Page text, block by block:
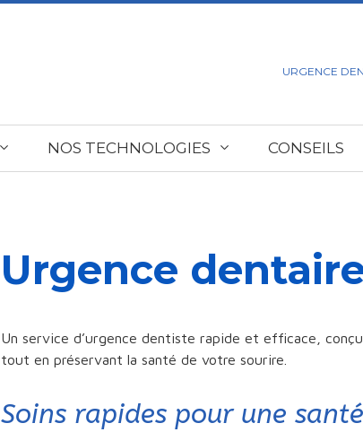
URGENCE
NOS TECHNOLOGIES CONSEILS
Urgence
Un service d’urgence dentiste rapide et efficace,
tout en préservant la santé de votre sourire.
Soins rapides pour une